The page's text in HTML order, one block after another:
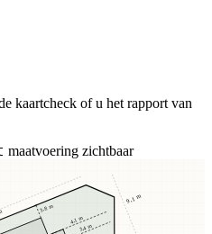
kaartcheck of u het rapport van
maatvoering zichtbaar
3,8 m
3,4 m
4,1 m
9,1 m